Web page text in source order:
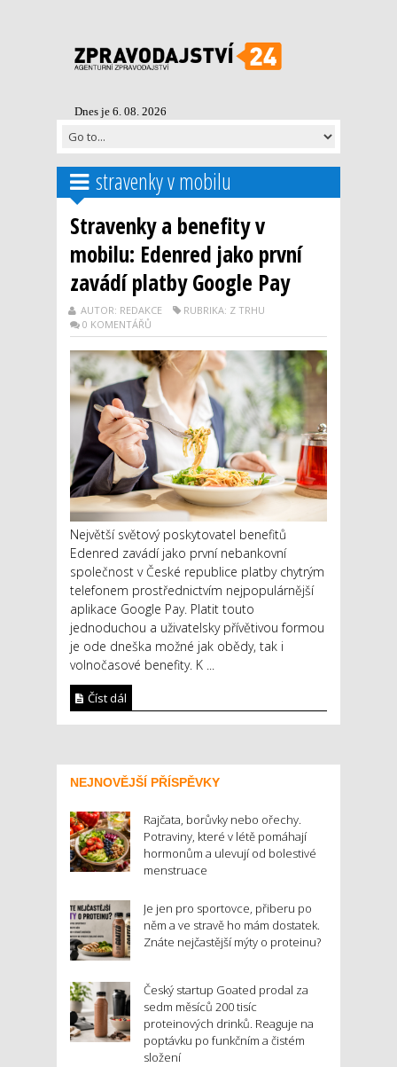
Dnes je 6. 08. 2026
stravenky v mobilu
Stravenky a benefity v
mobilu: Edenred jako první
zavádí platby Google Pay
AUTOR: REDAKCE
RUBRIKA: Z TRHU
0 KOMENTÁŘŮ
Největší světový poskytovatel benefitů
Edenred zavádí jako první nebankovní
společnost v České republice platby chytrým
telefonem prostřednictvím nejpopulárnější
aplikace Google Pay. Platit touto
jednoduchou a uživatelsky přívětivou formou
je ode dneška možné jak obědy, tak i
volnočasové benefity. K ...
Číst dál
NEJNOVĚJŠÍ PŘÍSPĚVKY
Rajčata, borůvky nebo ořechy.
Potraviny, které v létě pomáhají
hormonům a ulevují od bolestivé
menstruace
Je jen pro sportovce, přiberu po
něm a ve stravě ho mám dostatek.
Znáte nejčastější mýty o proteinu?
Český startup Goated prodal za
sedm měsíců 200 tisíc
proteinových drinků. Reaguje na
poptávku po funkčním a čistém
složení